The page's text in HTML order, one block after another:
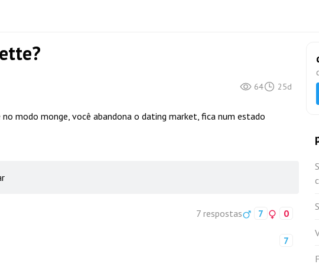
64 25d
modo monge, você abandona o dating market, fica num estado
7 respostas 7 0
7